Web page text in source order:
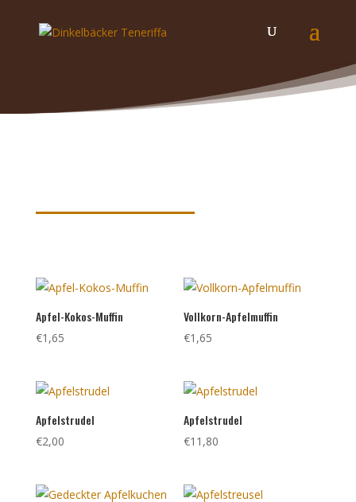
Apfel-Kokos-Muffin
€1,65
Vollkorn-Apfelmuffin
€1,65
Apfelstrudel
€2,00
Apfelstrudel
€11,80